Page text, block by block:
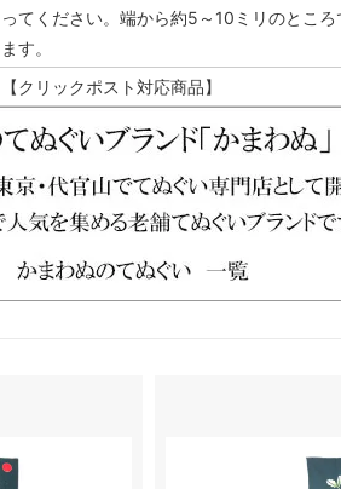
ってください。端から約5～10ミリのとこ
ます。
【クリックポスト対応商品】